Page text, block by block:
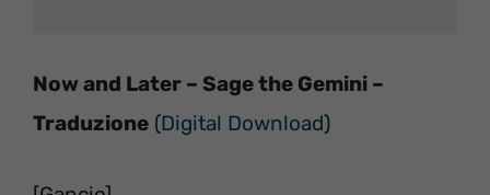
Now and Later – Sage the Gemini –
Traduzione (Digital Download)